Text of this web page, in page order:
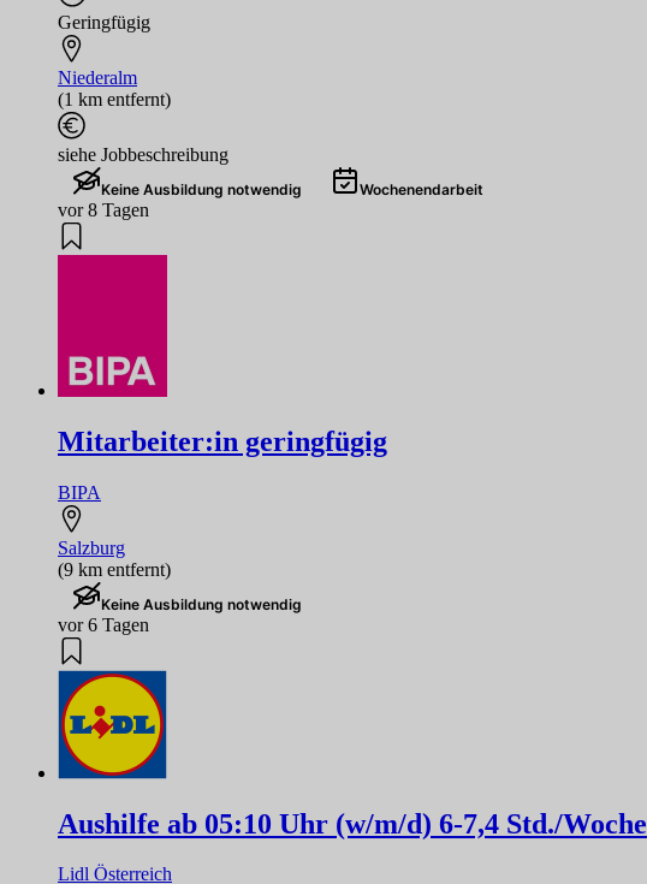
Geringfügig
Niederalm
(1 km entfernt)
siehe Jobbeschreibung
Keine Ausbildung notwendig Wochenendarbeit
vor 8 Tagen
Mitarbeiter:in geringfügig
BIPA
Salzburg
(9 km entfernt)
Keine Ausbildung notwendig
vor 6 Tagen
Aushilfe ab 05:10 Uhr (w/m/d) 6-7,4 Std./Woche
Lidl Österreich